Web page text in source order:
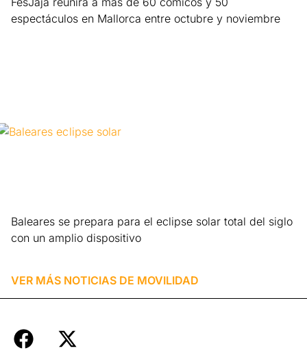
espectáculos en Mallorca entre octubre y noviembre
Baleares se prepara para el eclipse solar total del siglo
con un amplio dispositivo
VER MÁS NOTICIAS DE MOVILIDAD